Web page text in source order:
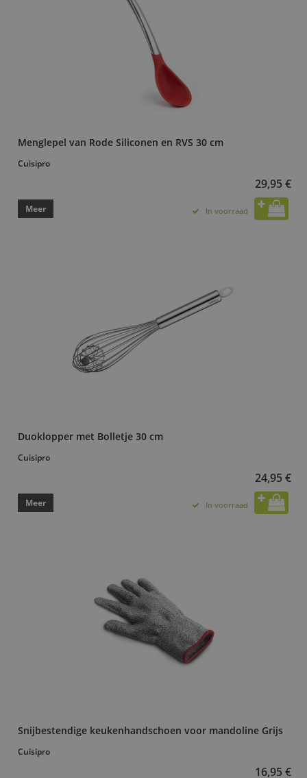
Menglepel van Rode Siliconen en RVS 30 cm
Cuisipro
29,95 €
Meer In voorraad
Duoklopper met Bolletje 30 cm
Cuisipro
24,95 €
Meer In voorraad
Snijbestendige keukenhandschoen voor mandoline Grijs
Cuisipro
16,95 €